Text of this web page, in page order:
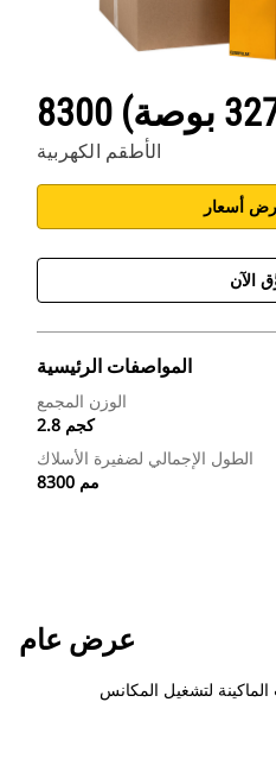
الأطقم الكهربية
أسعار
الآن
المواصفات الرئيسية
الوزن المجمع
2.8 كجم
الطول الإجمالي لضفيرة الأسلاك
8300 مم
عرض عام